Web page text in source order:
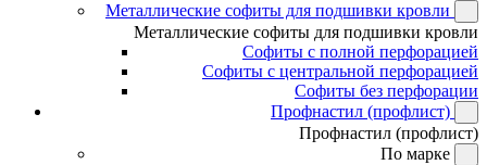
Металлические софиты для подшивки кровли
Металлические софиты для подшивки кровли
Софиты с полной перфорацией
Софиты с центральной перфорацией
Софиты без перфорации
Профнастил (профлист)
Профнастил (профлист)
По марке